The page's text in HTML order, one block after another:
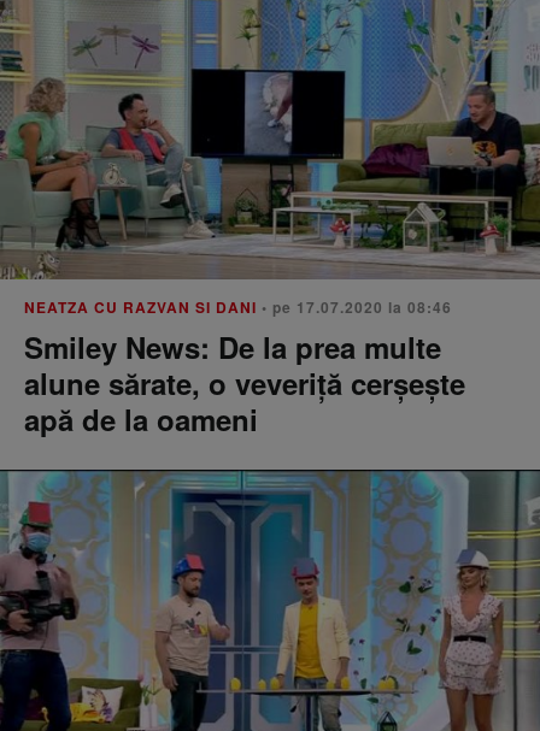
NEATZA CU RAZVAN SI DANI • pe 17.07.2020 la 08:46
Smiley News: De la prea multe
alune sărate, o veveriță cerșește
apă de la oameni